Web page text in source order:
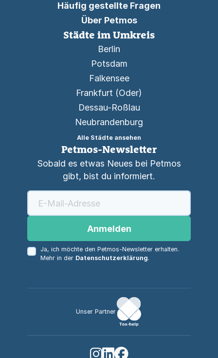
Häufig gestellte Fragen
Über Petmos
Städte im Umkreis
Berlin
Potsdam
Falkensee
Frankfurt (Oder)
Dessau-Roßlau
Neubrandenburg
Alle Städte ansehen
Petmos-Newsletter
Sobald es etwas Neues bei Petmos
gibt, bist du informiert.
Anmelden
Ja, ich möchte den Petmos-Newsletter erhalten.
Mehr in der Datenschutzerklärung.
Unser Partner